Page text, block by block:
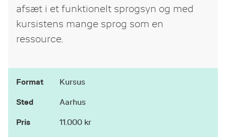
afsæt i et funktionelt sprogsyn og med
kursistens mange sprog som en
ressource.
Format Kursus
Sted Aarhus
Pris 11.000 kr